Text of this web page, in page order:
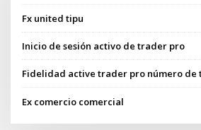
Fx united tipu
Inicio de sesión activo de trader pro
Fidelidad active trader pro número de
Ex comercio comercial